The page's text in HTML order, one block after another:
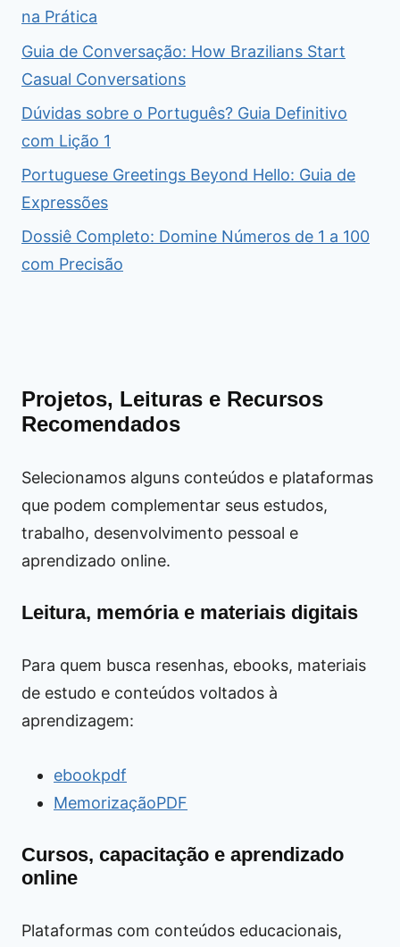
na Prática
Guia de Conversação: How Brazilians Start
Casual Conversations
Dúvidas sobre o Português? Guia Definitivo
com Lição 1
Portuguese Greetings Beyond Hello: Guia de
Expressões
Dossiê Completo: Domine Números de 1 a 100
com Precisão
Projetos, Leituras e Recursos
Recomendados
Selecionamos alguns conteúdos e plataformas
que podem complementar seus estudos,
trabalho, desenvolvimento pessoal e
aprendizado online.
Leitura, memória e materiais digitais
Para quem busca resenhas, ebooks, materiais
de estudo e conteúdos voltados à
aprendizagem:
ebookpdf
MemorizaçãoPDF
Cursos, capacitação e aprendizado
online
Plataformas com conteúdos educacionais,